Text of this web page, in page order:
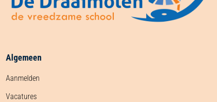
Algemeen
Aanmelden
Vacatures